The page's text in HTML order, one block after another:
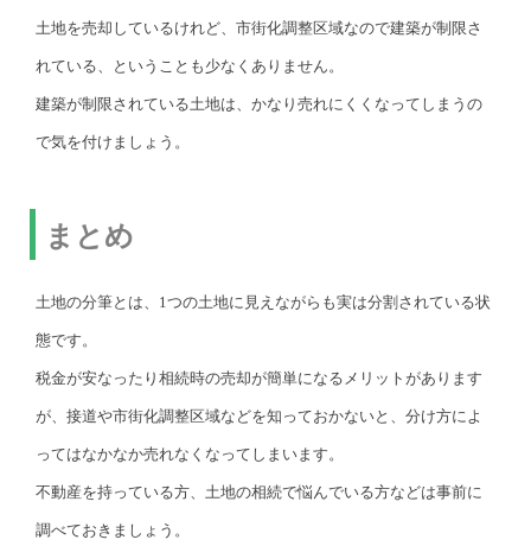
土地を売却しているけれど、市街化調整区域なので建築が制限さ
れている、ということも少なくありません。
建築が制限されている土地は、かなり売れにくくなってしまうの
で気を付けましょう。
まとめ
土地の分筆とは、1つの土地に見えながらも実は分割されている状
態です。
税金が安なったり相続時の売却が簡単になるメリットがあります
が、接道や市街化調整区域などを知っておかないと、分け方によ
ってはなかなか売れなくなってしまいます。
不動産を持っている方、土地の相続で悩んでいる方などは事前に
調べておきましょう。